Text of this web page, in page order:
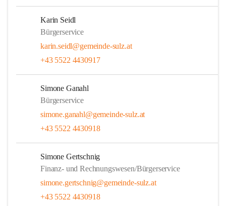
Karin Seidl
Bürgerservice
karin.seidl@gemeinde-sulz.at
+43 5522 4430917
Simone Ganahl
Bürgerservice
simone.ganahl@gemeinde-sulz.at
+43 5522 4430918
Simone Gertschnig
Finanz- und Rechnungswesen/Bürgerservice
simone.gertschnig@gemeinde-sulz.at
+43 5522 4430918